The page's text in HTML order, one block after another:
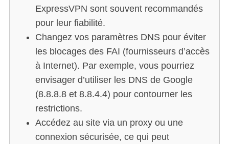
ExpressVPN sont souvent recommandés
pour leur fiabilité.
Changez vos paramètres DNS pour éviter
les blocages des FAI (fournisseurs d’accès
à Internet). Par exemple, vous pourriez
envisager d’utiliser les DNS de Google
(8.8.8.8 et 8.8.4.4) pour contourner les
restrictions.
Accédez au site via un proxy ou une
connexion sécurisée, ce qui peut